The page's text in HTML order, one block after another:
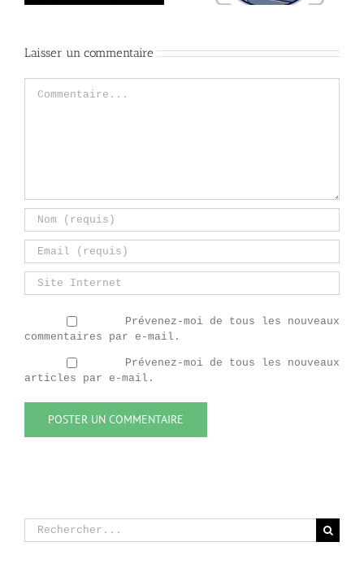
Laisser un commentaire
Prévenez-moi de tous les nouveaux
commentaires par e-mail.
Prévenez-moi de tous les nouveaux
articles par e-mail.
Rechercher: